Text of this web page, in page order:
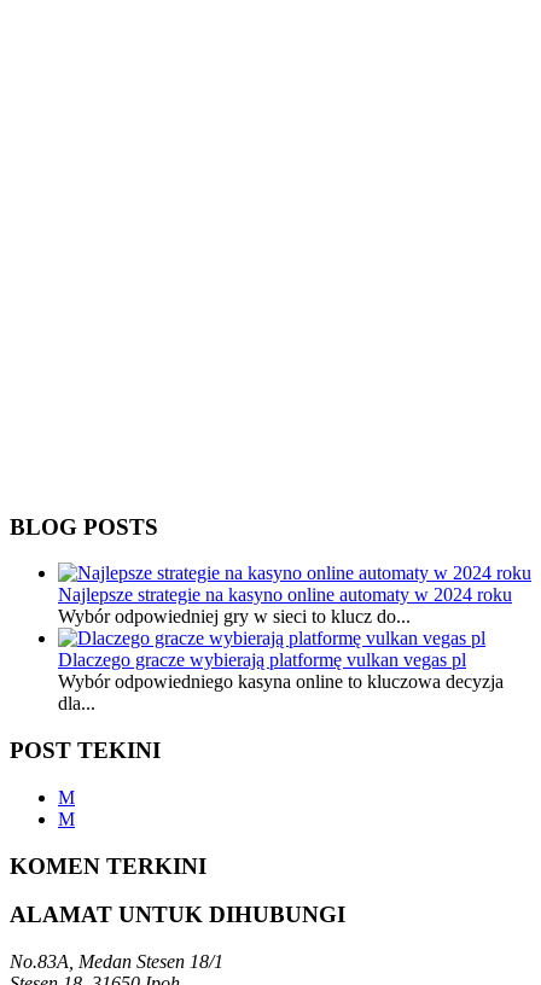
BLOG POSTS
Najlepsze strategie na kasyno online automaty w 2024 roku
Wybór odpowiedniej gry w sieci to klucz do...
Dlaczego gracze wybierają platformę vulkan vegas pl
Wybór odpowiedniego kasyna online to kluczowa decyzja
dla...
POST TEKINI
M
M
KOMEN TERKINI
ALAMAT UNTUK DIHUBUNGI
No.83A, Medan Stesen 18/1